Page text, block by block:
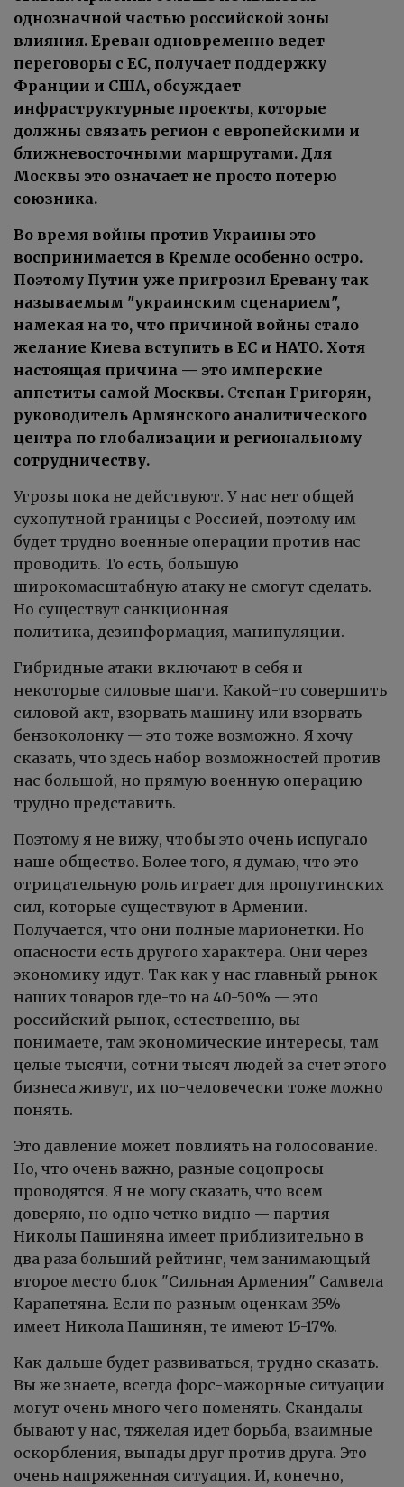
однозначной частью российской зоны
влияния. Ереван одновременно ведет
переговоры с ЕС, получает поддержку
Франции и США, обсуждает
инфраструктурные проекты, которые
должны связать регион с европейскими и
ближневосточными маршрутами. Для
Москвы это означает не просто потерю
союзника.
Во время войны против Украины это
воспринимается в Кремле особенно остро.
Поэтому Путин уже пригрозил Еревану так
называемым "украинским сценарием",
намекая на то, что причиной войны стало
желание Киева вступить в ЕС и НАТО. Хотя
настоящая причина — это имперские
аппетиты самой Москвы. Степан Григорян,
руководитель Армянского аналитического
центра по глобализации и региональному
сотрудничеству.
Угрозы пока не действуют. У нас нет общей
сухопутной границы с Россией, поэтому им
будет трудно военные операции против нас
проводить. То есть, большую
широкомасштабную атаку не смогут сделать.
Но существут санкционная
политика, дезинформация, манипуляции.
Гибридные атаки включают в себя и
некоторые силовые шаги. Какой-то совершить
силовой акт, взорвать машину или взорвать
бензоколонку — это тоже возможно. Я хочу
сказать, что здесь набор возможностей против
нас большой, но прямую военную операцию
трудно представить.
Поэтому я не вижу, чтобы это очень испугало
наше общество. Более того, я думаю, что это
отрицательную роль играет для пропутинских
сил, которые существуют в Армении.
Получается, что они полные марионетки. Но
опасности есть другого характера. Они через
экономику идут. Так как у нас главный рынок
наших товаров где-то на 40-50% — это
российский рынок, естественно, вы
понимаете, там экономические интересы, там
целые тысячи, сотни тысяч людей за счет этого
бизнеса живут, их по-человечески тоже можно
понять.
Это давление может повлиять на голосование.
Но, что очень важно, разные соцопросы
проводятся. Я не могу сказать, что всем
доверяю, но одно четко видно — партия
Николы Пашиняна имеет приблизительно в
два раза больший рейтинг, чем занимающый
второе место блок "Сильная Армения" Самвела
Карапетяна. Если по разным оценкам 35%
имеет Никола Пашинян, те имеют 15-17%.
Как дальше будет развиваться, трудно сказать.
Вы же знаете, всегда форс-мажорные ситуации
могут очень много чего поменять. Скандалы
бывают у нас, тяжелая идет борьба, взаимные
оскорбления, выпады друг против друга. Это
очень напряженная ситуация. И, конечно,